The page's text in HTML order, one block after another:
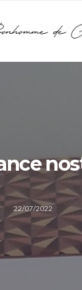
22/07/2022